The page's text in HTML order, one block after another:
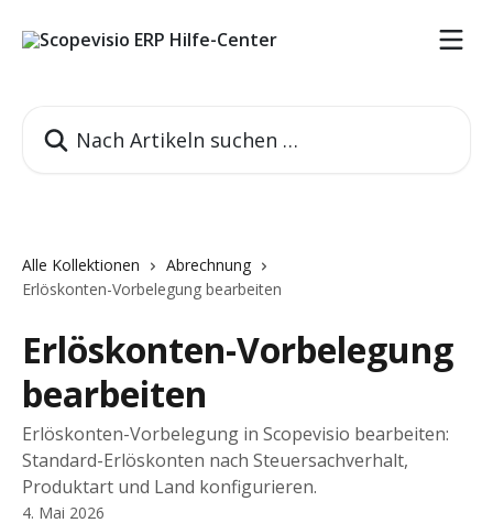
Alle Kollektionen
Abrechnung
Erlöskonten-Vorbelegung bearbeiten
Erlöskonten-Vorbelegung
bearbeiten
Erlöskonten-Vorbelegung in Scopevisio bearbeiten:
Standard-Erlöskonten nach Steuersachverhalt,
Produktart und Land konfigurieren.
4. Mai 2026